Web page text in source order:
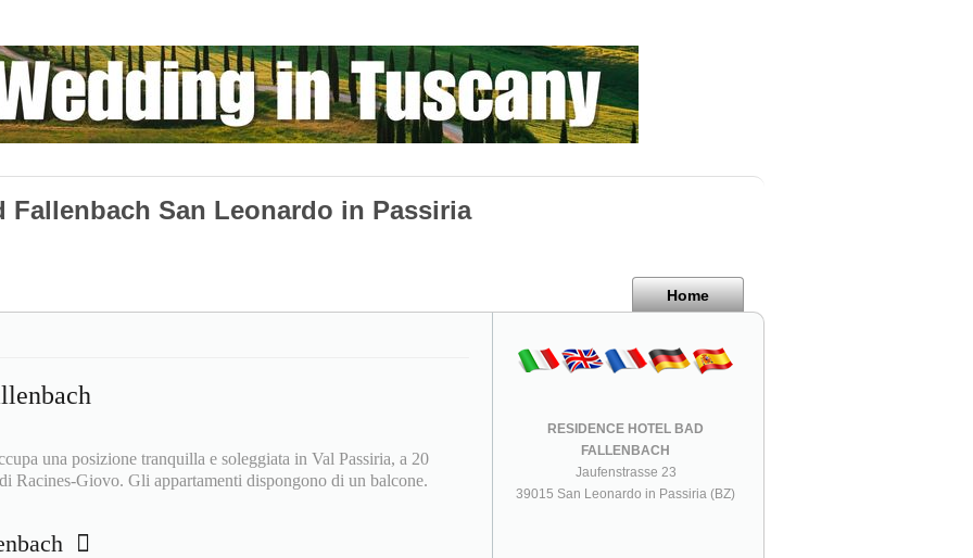
Fallenbach San Leonardo in Passiria
Home
una posizione tranquilla e soleggiata in Val Passiria, a 20
Racines-Giovo. Gli appartamenti dispongono di un balcone.
RESIDENCE HOTEL BAD
FALLENBACH
Jaufenstrasse 23
39015 San Leonardo in Passiria (BZ)